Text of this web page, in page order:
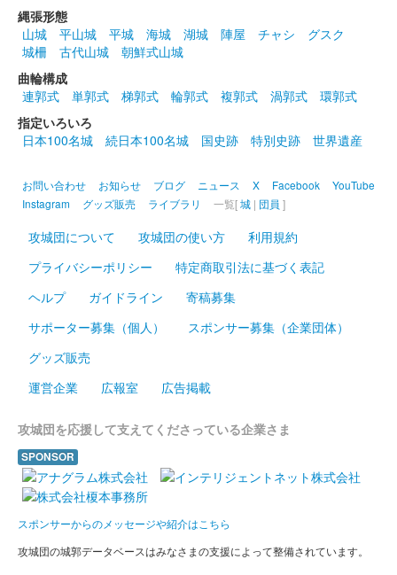
箱田城 御城印 群馬戦国御城印サミット第七弾限定
2026年6月13、14日に開催された群馬戦国御城印サミット第7弾
にて販売された限定御城印。
箱田城 御城印 巴御前版
2026年6月13、14日に開催された群馬戦国御城印サミット2026
にて先行販売された御城印。
箱田城 御城印
木曽義仲公版
2026年6月13、14日に開催された群馬戦国御城印サミット2026
箱田城 御城印 令和八年夏限定版
箱田城 御城印 令和八年夏限定版
縄張形態
山城
平山城 平城 海城 湖城 陣屋 チャシ
グスク
城柵
古代山城
朝鮮式山城
曲輪構成
連郭式
単郭式 梯郭式 輪郭式 複郭式 渦郭式
環郭式
指定いろいろ
日本100名城
続日本100名城 国史跡 特別史跡 世界遺産
お問い合わせ お知らせ ブログ ニュース X Facebook
YouTube
Instagram
グッズ販売 ライブラリ 一覧[城 | 団員 ]
攻城団について 攻城団の使い方
利用規約
プライバシーポリシー
特定商取引法に基づく表記
ヘルプ
ガイドライン
寄稿募集
サポーター募集（個人）
スポンサー募集（企業団体）
グッズ販売
運営企業
広報室 広告掲載
攻城団を応援して支えてくださっている企業さま
SPONSOR
スポンサーからのメッセージや紹介はこちら
攻城団の城郭データベースはみなさまの支援によって整備されています。